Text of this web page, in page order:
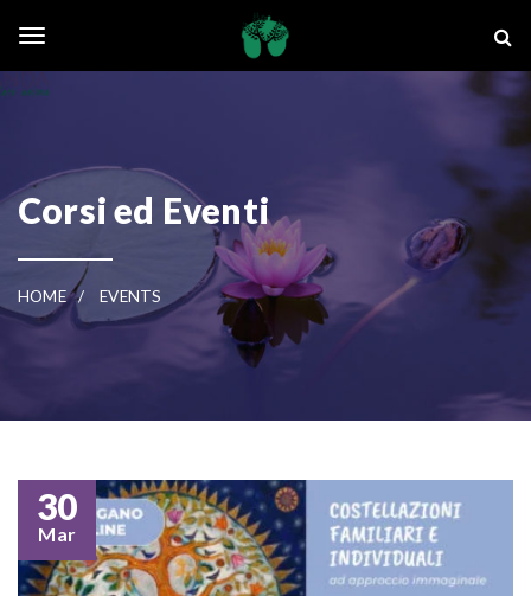
Corsi ed Eventi
HOME EVENTS
30
Mar